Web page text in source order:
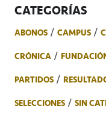
CATEGORÍAS
ABONOS CAMPUS
CRÓNICA
PARTIDOS
SELECCIONES
SIN